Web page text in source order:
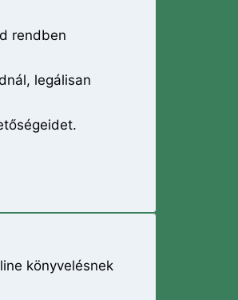
rendben
legálisan
könyvelésnek